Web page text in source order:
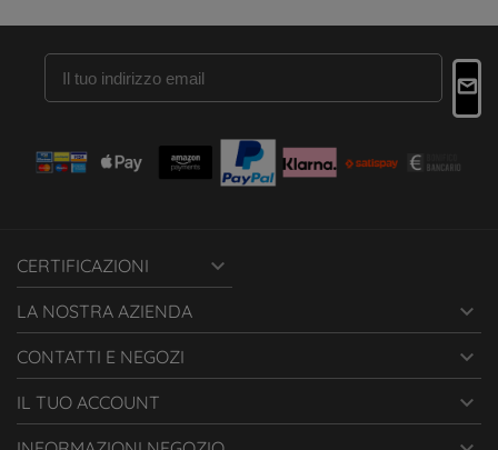
CERTIFICAZIONI 
LA NOSTRA AZIENDA 
CONTATTI E NEGOZI 
IL TUO ACCOUNT 